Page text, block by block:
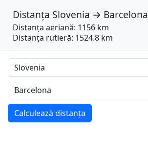
Distanța Slovenia → Barcelona
Distanța aeriană: 1156 km
Distanța rutieră: 1524.8 km
Calculează distanța